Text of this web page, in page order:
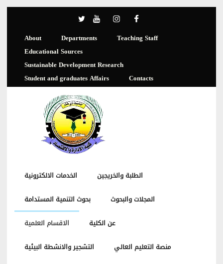
About Departments
Teaching Staff
Educational Sources
Sustainable Development Research
Student and graduates Affairs
Contacts
الخدمات الالكترونية
الطلبة والخريجين
بحوث التنمية المستدامة
المجلات والبحوث
الاقسام العلمية
عن الكلية
التشجير والانشطة البيئية
منصة التعليم العالي